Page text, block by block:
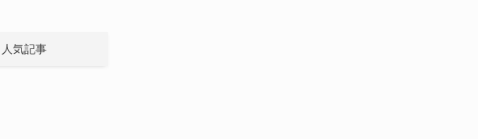
人気記事